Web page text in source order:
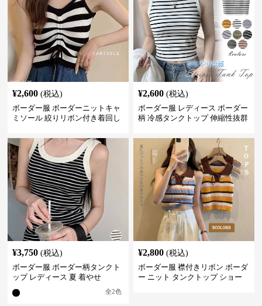
¥2,600 (税込)
ボーダー服 ボーダーニットキャ
ミソール 絞りリボン付き着回し
¥2,600 (税込)
ボーダー服 レディース ボーダー
柄 冷感タンクトップ 伸縮性抜群
¥3,750 (税込)
ボーダー服 ボーダー柄タンクト
ップ レディース 夏 着やせ
全2色
¥2,800 (税込)
ボーダー服 襟付きリボン ボーダ
ー ニット タンクトップ ショー